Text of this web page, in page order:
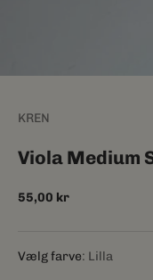
KREN
Viola Medium
Salgspris
55,00 kr
Vælg farve Lilla